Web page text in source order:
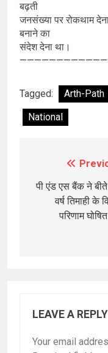
बढ़ती
जनसंख्या पर रोकथाम
बनाने का
संदेश देना था।
Tagged: Arth-Path
National
navigation
पी एंड एस बैंक ने बीते
वर्ष तिमाही के
परिणाम
LEAVE A REPLY
Your email